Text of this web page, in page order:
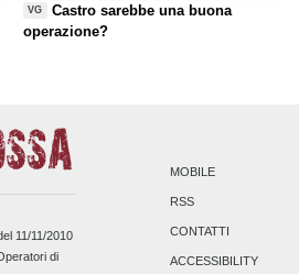
VG
Castro sarebbe una buona
operazione?
11/11/2010
di
MOBILE
RSS
CONTATTI
ACCESSIBILITY